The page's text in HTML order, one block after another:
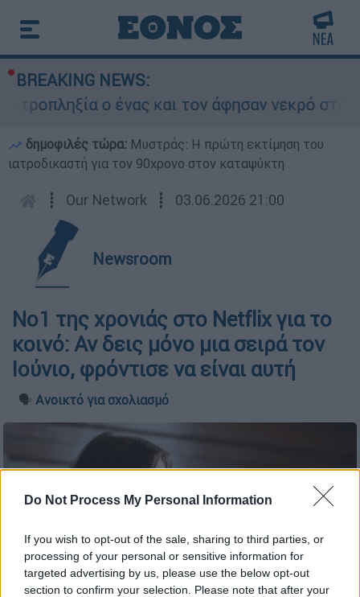
Do Not Process My Personal Information
If you wish to opt-out of the sale, sharing to third parties, or
processing of your personal or sensitive information for
targeted advertising by us, please use the below opt-out
section to confirm your selection. Please note that after your
BREAKING NEWS:
ο ένας και τον άφησαν νεκρό στο
δημοφιλές τώρα: Μυστράς: Η πρώτη εκτίμηση του
ιατροδικαστή για τον 90χρονο στον καταψύκτη
┋ Our Network ┋ 03.06.2026 21:00
Newsroom
Νο1 της χρονιάς στο Netflix για το
κοινό: Αν δεις μόνο μια σειρά τον
Ιούνιο, φρόντισε να είναι αυτή
🗣️ Ανοικτό για σχολιασμό